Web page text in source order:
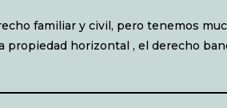
familiar y civil, pero tenemos
propiedad horizontal , el derecho